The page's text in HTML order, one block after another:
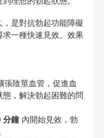
是對抗勃起功能障礙
一種快速見效、效果
張陰莖血管，促進血
，解決勃起困難的問
鐘內開始見效，勃